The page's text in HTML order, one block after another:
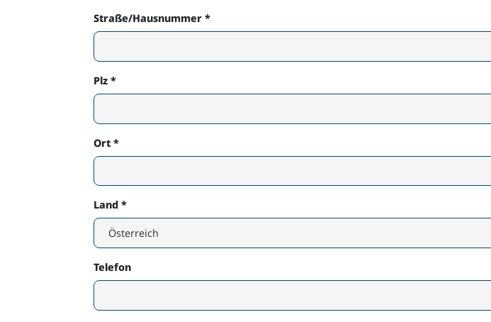
Straße/Hausnummer *
Plz *
Ort *
Land *
Telefon